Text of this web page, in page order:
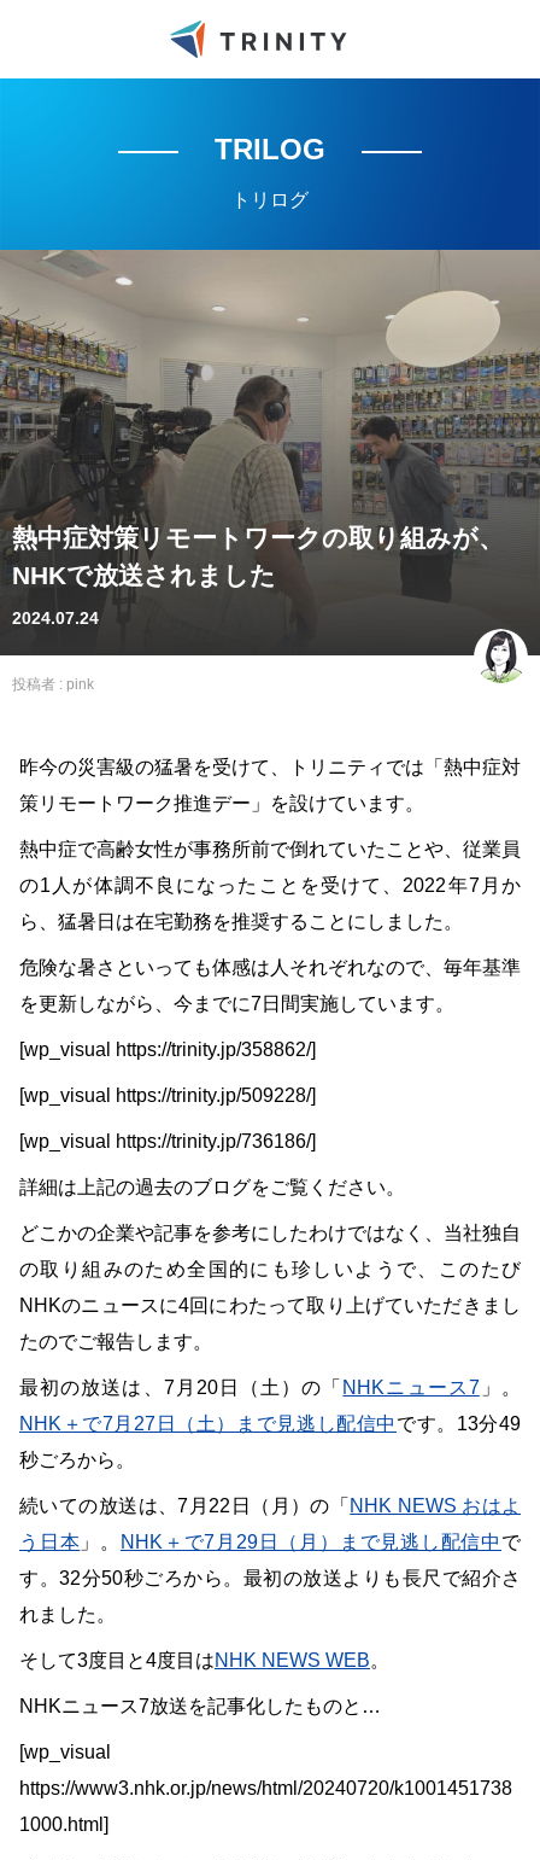
TRILOG
トリログ
熱中症対策リモートワークの取り組みが、
NHKで放送されました
2024.07.24
投稿者 : pink
昨今の災害級の猛暑を受けて、トリニティでは「熱中症対
策リモートワーク推進デー」を設けています。
熱中症で高齢女性が事務所前で倒れていたことや、従業員
の1人が体調不良になったことを受けて、2022年7月か
ら、猛暑日は在宅勤務を推奨することにしました。
危険な暑さといっても体感は人それぞれなので、毎年基準
を更新しながら、今までに7日間実施しています。
[wp_visual https://trinity.jp/358862/]
[wp_visual https://trinity.jp/509228/]
[wp_visual https://trinity.jp/736186/]
詳細は上記の過去のブログをご覧ください。
どこかの企業や記事を参考にしたわけではなく、当社独自
の取り組みのため全国的にも珍しいようで、このたび
NHKのニュースに4回にわたって取り上げていただきまし
たのでご報告します。
最初の放送は、7月20日（土）の「 NHKニュース7」。
NHK＋で7月27日（土）まで見逃し配信中 です。13分49
秒ごろから。
続いての放送は、7月22日（月）の「 NHK NEWS おはよ
う日本 」。 NHK＋で7月29日（月）まで見逃し配信中 で
す。32分50秒ごろから。最初の放送よりも長尺で紹介さ
れました。
そして3度目と4度目はNHK NEWS WEB。
NHKニュース7放送を記事化したものと…
[wp_visual
https://www3.nhk.or.jp/news/html/20240720/k1001451738
1000.html]